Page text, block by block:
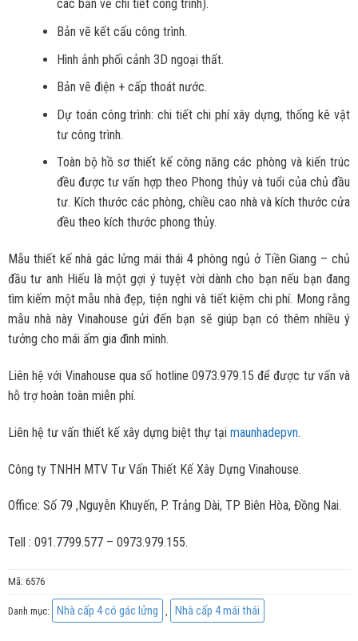
các bản vẽ chi tiết công trình).
Bản vẽ kết cấu công trình.
Hình ảnh phối cảnh 3D ngoại thất.
Bản vẽ điện + cấp thoát nước.
Dự toán công trình: chi tiết chi phí xây dựng, thống kê vật
tư công trình.
Toàn bộ hồ sơ thiết kế công năng các phòng và kiến trúc
đều được tư vấn hợp theo Phong thủy và tuổi của chủ đầu
tư. Kích thước các phòng, chiều cao nhà và kích thước cửa
đều theo kích thước phong thủy.
Mẫu thiết kế nhà gác lửng mái thái 4 phòng ngủ ở Tiền Giang – chủ
đầu tư anh Hiếu là một gợi ý tuyệt vời dành cho bạn nếu bạn đang
tìm kiếm một mẫu nhà đẹp, tiện nghi và tiết kiệm chi phí. Mong rằng
mẫu nhà này Vinahouse gửi đến bạn sẽ giúp bạn có thêm nhiều ý
tưởng cho mái ấm gia đình mình.
Liên hệ với Vinahouse qua số hotline 0973.979.15 để được tư vấn và
hỗ trợ hoàn toàn miễn phí.
Liên hệ tư vấn thiết kế xây dựng biệt thự tại maunhadepvn.
Công ty TNHH MTV Tư Vấn Thiết Kế Xây Dựng Vinahouse.
Office: Số 79 ,Nguyễn Khuyến, P. Trảng Dài, TP Biên Hòa, Đồng Nai.
Tell : 091.7799.577 – 0973.979.155.
Mã: 6576
Danh mục: Nhà cấp 4 có gác lửng Nhà cấp 4 mái thái